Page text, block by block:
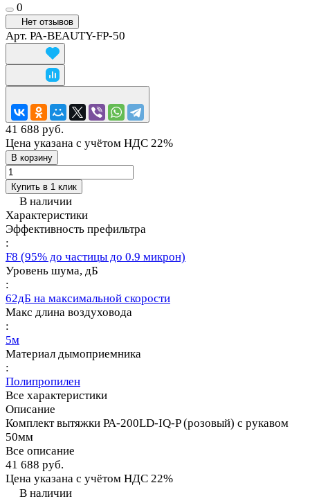
0
Нет отзывов
Арт. PA-BEAUTY-FP-50
41 688 руб.
Цена указана с учётом НДС 22%
В корзину
Купить в 1 клик
В наличии
Характеристики
Эффективность префильтра
:
F8 (95% до частицы до 0.9 микрон)
Уровень шума, дБ
:
62дБ на максимальной скорости
Макс длина воздуховода
:
5м
Материал дымоприемника
:
Полипропилен
Все характеристики
Описание
Комплект вытяжки PA-200LD-IQ-P (розовый) с рукавом
50мм
Все описание
41 688 руб.
Цена указана с учётом НДС 22%
В наличии